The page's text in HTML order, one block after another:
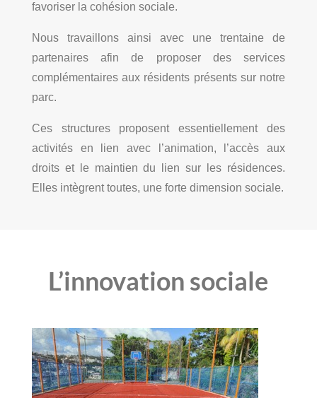
favoriser la cohésion sociale.
Nous travaillons ainsi avec une trentaine de
partenaires afin de proposer des services
complémentaires aux résidents présents sur notre
parc.
Ces structures proposent essentiellement des
activités en lien avec l’animation, l’accès aux
droits et le maintien du lien sur les résidences.
Elles intègrent toutes, une forte dimension sociale.
L’innovation sociale